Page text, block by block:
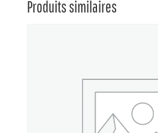
Produits similaires